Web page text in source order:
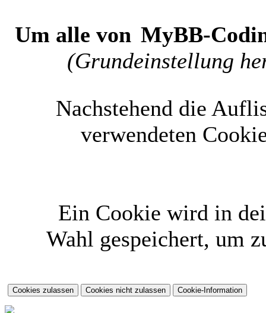
Um alle von MyBB-
(Grundeinstellung
Nachstehend die
verwendeten
Ein Cookie wird in
Wahl gespeichert, um